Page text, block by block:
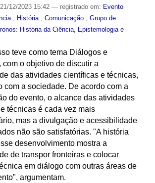
12/2023 15:42 — registrado em: Evento
, História , Comunicação , Grupo de
História da Ciência, Epistemologia e
teve como tema Diálogos e
com o objetivo de discutir a
das atividades científicas e técnicas,
com a sociedade. De acordo com a
do evento, o alcance das atividades
técnicas é cada vez mais
mas a divulgação e acessibilidade
não são satisfatórias. "A história
desenvolvimento mostra a
de transpor fronteiras e colocar
em diálogo com outras áreas de
argumentam.